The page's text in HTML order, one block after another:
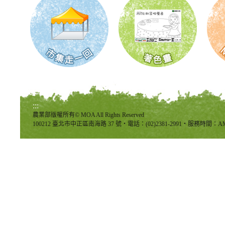
:::
農業部版權所有© MOA All Rights Reserved
100212 臺北市中正區南海路 37 號‧電話：(02)2381-2991‧服務時間：